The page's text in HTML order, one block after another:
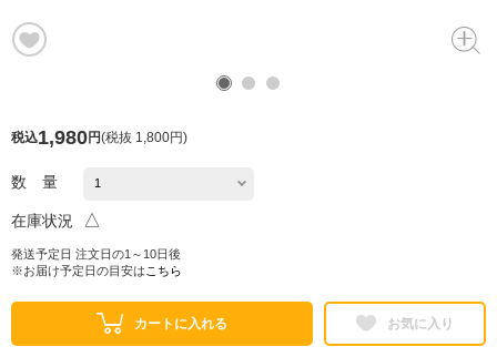
税込1,980円(税抜 1,800円)
数 量
在庫状況 △
発送予定日 注文日の1～10日後
※お届け予定日の目安は こちら
カートに入れる お気に入り